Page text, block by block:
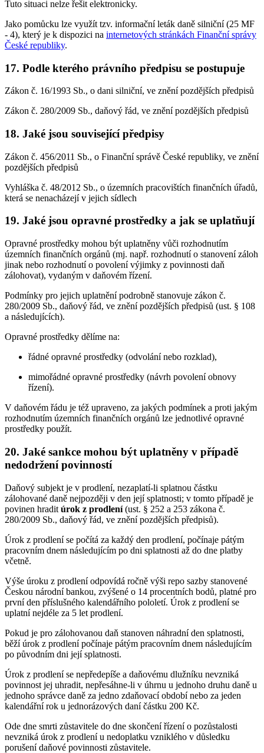
Tuto situaci nelze řešit elektronicky.
Jako pomůcku lze využít tzv. informační leták daně silniční (25 MF
- 4), který je k dispozici na internetových stránkách Finanční správy
České republiky.
17. Podle kterého právního předpisu se postupuje
Zákon č. 16/1993 Sb., o dani silniční, ve znění pozdějších předpisů
Zákon č. 280/2009 Sb., daňový řád, ve znění pozdějších předpisů
18. Jaké jsou související předpisy
Zákon č. 456/2011 Sb., o Finanční správě České republiky, ve znění
pozdějších předpisů
Vyhláška č. 48/2012 Sb., o územních pracovištích finančních úřadů,
která se nenacházejí v jejich sídlech
19. Jaké jsou opravné prostředky a jak se uplatňují
Opravné prostředky mohou být uplatněny vůči rozhodnutím
územních finančních orgánů (mj. např. rozhodnutí o stanovení záloh
jinak nebo rozhodnutí o povolení výjimky z povinnosti daň
zálohovat), vydaným v daňovém řízení.
Podmínky pro jejich uplatnění podrobně stanovuje zákon č.
280/2009 Sb., daňový řád, ve znění pozdějších předpisů (ust. § 108
a následujících).
Opravné prostředky dělíme na:
řádné opravné prostředky (odvolání nebo rozklad),
mimořádné opravné prostředky (návrh povolení obnovy
řízení).
V daňovém řádu je též upraveno, za jakých podmínek a proti jakým
rozhodnutím územních finančních orgánů lze jednotlivé opravné
prostředky použít.
20. Jaké sankce mohou být uplatněny v případě
nedodržení povinností
Daňový subjekt je v prodlení, nezaplatí-li splatnou částku
zálohované daně nejpozději v den její splatnosti; v tomto případě je
povinen hradit úrok z prodlení(ust. § 252 a 253 zákona č.
280/2009 Sb., daňový řád, ve znění pozdějších předpisů).
Úrok z prodlení se počítá za každý den prodlení, počínaje pátým
pracovním dnem následujícím po dni splatnosti až do dne platby
včetně.
Výše úroku z prodlení odpovídá ročně výši repo sazby stanovené
Českou národní bankou, zvýšené o 14 procentních bodů, platné pro
první den příslušného kalendářního pololetí. Úrok z prodlení se
uplatní nejdéle za 5 let prodlení.
Pokud je pro zálohovanou daň stanoven náhradní den splatnosti,
běží úrok z prodlení počínaje pátým pracovním dnem následujícím
po původním dni její splatnosti.
Úrok z prodlení se nepředepíše a daňovému dlužníku nevzniká
povinnost jej uhradit, nepřesáhne-li v úhrnu u jednoho druhu daně u
jednoho správce daně za jedno zdaňovací období nebo za jeden
kalendářní rok u jednorázových daní částku 200 Kč.
Ode dne smrti zůstavitele do dne skončení řízení o pozůstalosti
nevzniká úrok z prodlení u nedoplatku vzniklého v důsledku
porušení daňové povinnosti zůstavitele.